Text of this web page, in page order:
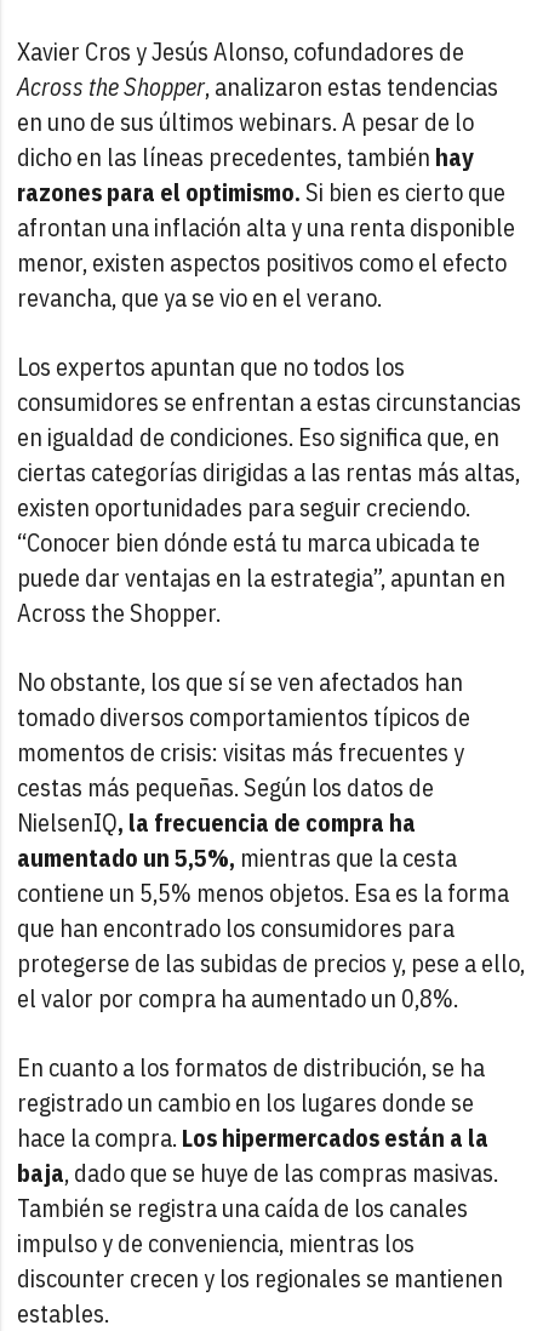
Xavier Cros y Jesús Alonso, cofundadores de
Across the Shopper, analizaron estas tendencias
en uno de sus últimos webinars. A pesar de lo
dicho en las líneas precedentes, también hay
razones para el optimismo.Si bien es cierto que
afrontan una inflación alta y una renta disponible
menor, existen aspectos positivos como el efecto
revancha, que ya se vio en el verano.
Los expertos apuntan que no todos los
consumidores se enfrentan a estas circunstancias
en igualdad de condiciones. Eso significa que, en
ciertas categorías dirigidas a las rentas más altas,
existen oportunidades para seguir creciendo.
“Conocer bien dónde está tu marca ubicada te
puede dar ventajas en la estrategia”, apuntan en
Across the Shopper.
No obstante, los que sí se ven afectados han
tomado diversos comportamientos típicos de
momentos de crisis: visitas más frecuentes y
cestas más pequeñas. Según los datos de
NielsenIQ, la frecuencia de compra ha
aumentado un 5,5%, mientras que la cesta
contiene un 5,5% menos objetos. Esa es la forma
que han encontrado los consumidores para
protegerse de las subidas de precios y, pese a ello,
el valor por compra ha aumentado un 0,8%.
En cuanto a los formatos de distribución, se ha
registrado un cambio en los lugares donde se
hace la compra. Los hipermercados están a la
baja, dado que se huye de las compras masivas.
También se registra una caída de los canales
impulso y de conveniencia, mientras los
discounter crecen y los regionales se mantienen
estables.